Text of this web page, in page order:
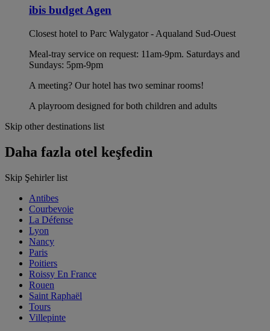
ibis budget Agen
Closest hotel to Parc Walygator - Aqualand Sud-Ouest
Meal-tray service on request: 11am-9pm. Saturdays and
Sundays: 5pm-9pm
A meeting? Our hotel has two seminar rooms!
A playroom designed for both children and adults
Skip other destinations list
Daha fazla otel keşfedin
Skip Şehirler list
Antibes
Courbevoie
La Défense
Lyon
Nancy
Paris
Poitiers
Roissy En France
Rouen
Saint Raphaël
Tours
Villepinte